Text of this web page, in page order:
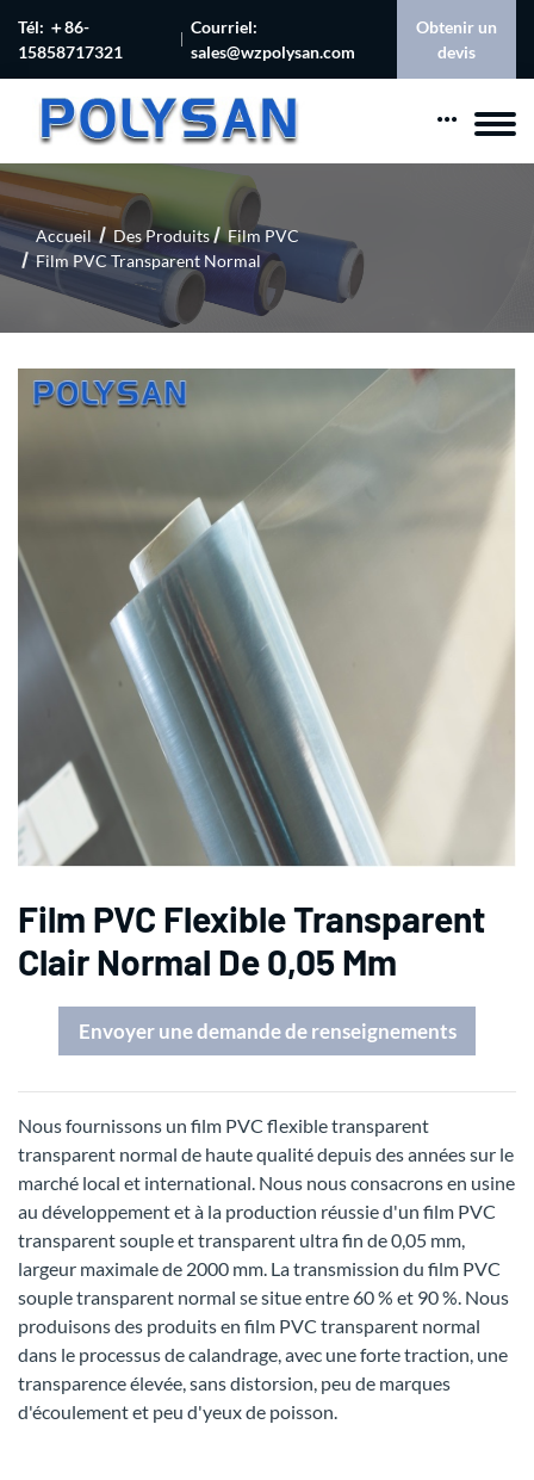
Tél: ＋86-
15858717321
Courriel:
sales@wzpolysan.com
Obtenir un
devis
Accueil Des Produits
Film PVC
Film PVC Transparent Normal
Film PVC Flexible Transparent
Clair Normal De 0,05 Mm
Envoyer une demande de renseignements
Nous fournissons un film PVC flexible transparent
transparent normal de haute qualité depuis des années sur le
marché local et international. Nous nous consacrons en usine
au développement et à la production réussie d'un film PVC
transparent souple et transparent ultra fin de 0,05 mm,
largeur maximale de 2000 mm. La transmission du film PVC
souple transparent normal se situe entre 60 % et 90 %. Nous
produisons des produits en film PVC transparent normal
dans le processus de calandrage, avec une forte traction, une
transparence élevée, sans distorsion, peu de marques
d'écoulement et peu d'yeux de poisson.